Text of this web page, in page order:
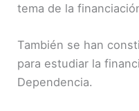
tema de la
También se han
para estudiar la
Dependencia.